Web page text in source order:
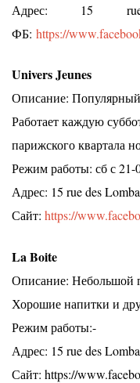
Адрес: 15
ФБ: https://
Univers Jeunes
Описание:
Работает каждую
парижского квартала
Режим работы: сб с 21-
Адрес: 15 rue des
Сайт: https://
La Boite
Описание: Небольшой
Хорошие напитки и
Режим работы:-
Адрес: 15 rue des
Сайт: https://